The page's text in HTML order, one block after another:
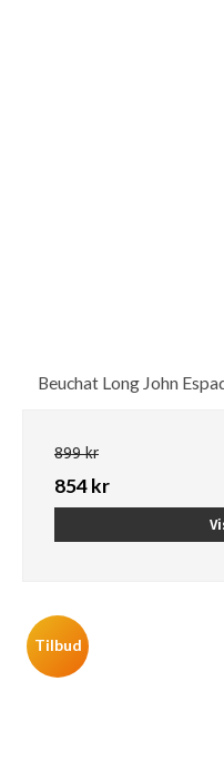
Beuchat Long John
899 kr
854 kr
Tilbud